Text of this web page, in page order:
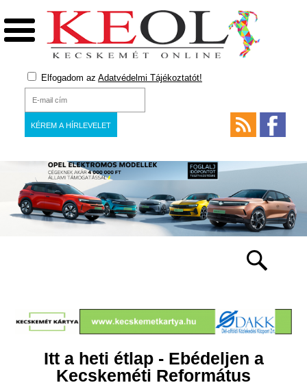
Elfogadom az Adatvédelmi Tájékoztatót!
Itt a heti étlap - Ebédeljen a
Kecskeméti Református